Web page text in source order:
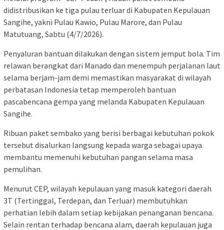
didistribusikan ke tiga pulau terluar di Kabupaten Kepulauan
Sangihe, yakni Pulau Kawio, Pulau Marore, dan Pulau
Matutuang, Sabtu (4/7/2026).
Penyaluran bantuan dilakukan dengan sistem jemput bola. Tim
relawan berangkat dari Manado dan menempuh perjalanan laut
selama berjam-jam demi memastikan masyarakat di wilayah
perbatasan Indonesia tetap memperoleh bantuan
pascabencana gempa yang melanda Kabupaten Kepulauan
Sangihe.
Ribuan paket sembako yang berisi berbagai kebutuhan pokok
tersebut disalurkan langsung kepada warga sebagai upaya
membantu memenuhi kebutuhan pangan selama masa
pemulihan.
Menurut CEP, wilayah kepulauan yang masuk kategori daerah
3T (Tertinggal, Terdepan, dan Terluar) membutuhkan
perhatian lebih dalam setiap kebijakan penanganan bencana.
Selain rentan terhadap bencana alam, daerah kepulauan juga